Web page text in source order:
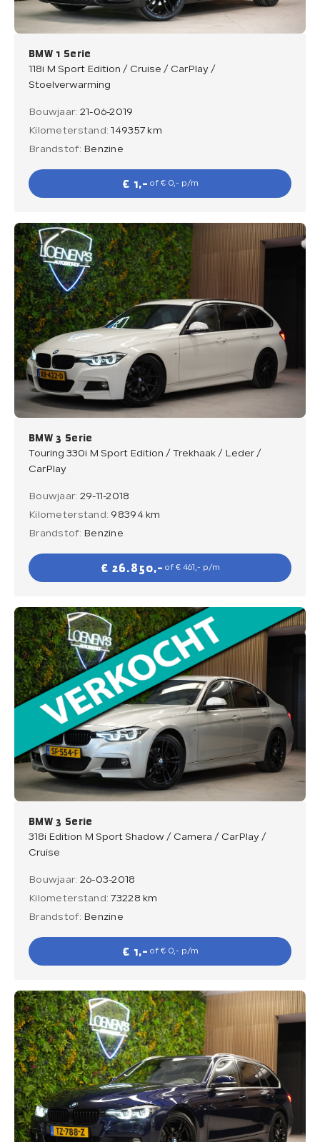
BMW 1 Serie
118i M Sport Edition / Cruise / CarPlay /
Stoelverwarming
Bouwjaar: 21-06-2019
Kilometerstand:149357 km
Brandstof: Benzine
€ 1,- of € 0,- p/m
BMW 3 Serie
Touring 330i M Sport Edition / Trekhaak / Leder /
CarPlay
Bouwjaar: 29-11-2018
Kilometerstand: 98394 km
Brandstof: Benzine
€ 26.850,- of € 461,- p/m
BMW 3 Serie
318i Edition M Sport Shadow / Camera / CarPlay /
Cruise
Bouwjaar: 26-03-2018
Kilometerstand:73228 km
Brandstof: Benzine
€ 1,- of € 0,- p/m